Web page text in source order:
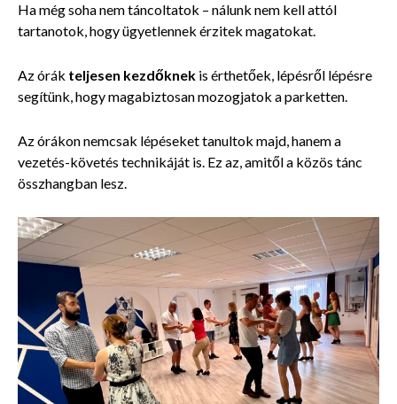
Ha még soha nem táncoltatok – nálunk nem kell attól
tartanotok, hogy ügyetlennek érzitek magatokat.
Az órák teljesen kezdőknek is érthetőek, lépésről lépésre
segítünk, hogy magabiztosan mozogjatok a parketten.
Az órákon nemcsak lépéseket tanultok majd, hanem a
vezetés-követés technikáját is. Ez az, amitől a közös tánc
összhangban lesz.